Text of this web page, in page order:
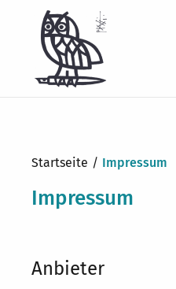
Barrierefrei
Sprache
English
Startseite Impressum
Impressum
Anbieter